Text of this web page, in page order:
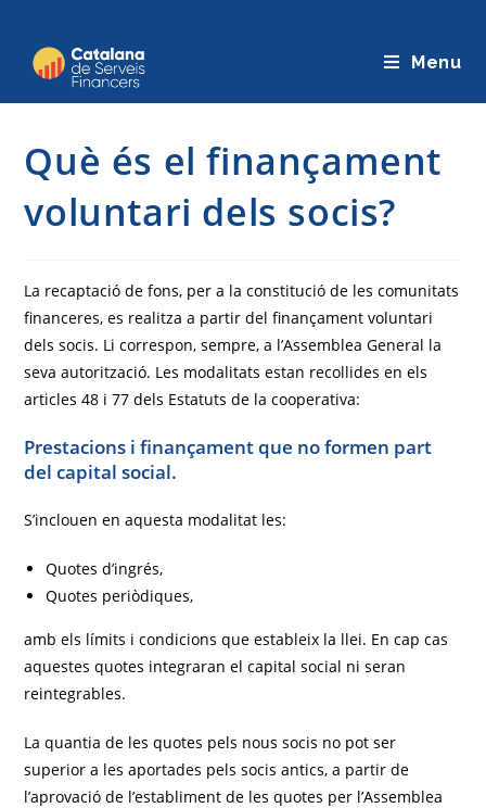
contingut
Menu
Què és el finançament
voluntari dels socis?
La recaptació de fons, per a la constitució de les comunitats
financeres, es realitza a partir del finançament voluntari
dels socis. Li correspon, sempre, a l’Assemblea General la
seva autorització. Les modalitats estan recollides en els
articles 48 i 77 dels Estatuts de la cooperativa:
Prestacions i finançament que no formen part
del capital social.
S’inclouen en aquesta modalitat les:
Quotes d’ingrés,
Quotes periòdiques,
amb els límits i condicions que estableix la llei. En cap cas
aquestes quotes integraran el capital social ni seran
reintegrables.
La quantia de les quotes pels nous socis no pot ser
superior a les aportades pels socis antics, a partir de
l’aprovació de l’establiment de les quotes per l’Assemblea